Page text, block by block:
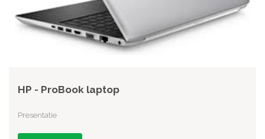
HP - ProBook laptop
Presentatie